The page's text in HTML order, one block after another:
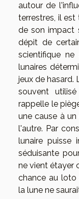
autour de
terrestres, il
de son impact
dépit de
scientifique
lunaires
jeux de hasard.
souvent
rappelle le
une cause à
l'autre. Par
lunaire puisse
séduisante
ne vient étayer
chance au
la lune ne